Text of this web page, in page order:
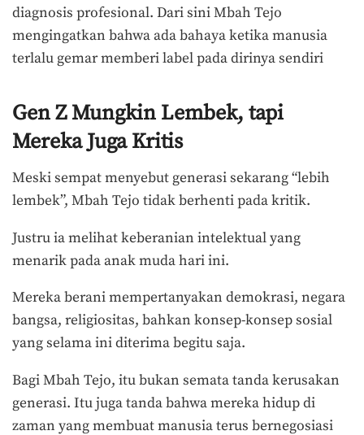
diagnosis profesional. Dari sini Mbah Tejo
mengingatkan bahwa ada bahaya ketika manusia
terlalu gemar memberi label pada dirinya sendiri
Gen Z Mungkin Lembek, tapi
Mereka Juga Kritis
Meski sempat menyebut generasi sekarang “lebih
lembek”, Mbah Tejo tidak berhenti pada kritik.
Justru ia melihat keberanian intelektual yang
menarik pada anak muda hari ini.
Mereka berani mempertanyakan demokrasi, negara
bangsa, religiositas, bahkan konsep-konsep sosial
yang selama ini diterima begitu saja.
Bagi Mbah Tejo, itu bukan semata tanda kerusakan
generasi. Itu juga tanda bahwa mereka hidup di
zaman yang membuat manusia terus bernegosiasi